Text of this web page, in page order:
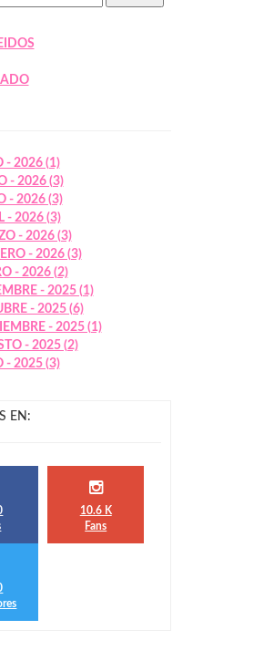
- 2026 (1)
- 2026 (3)
- 2026 (3)
- 2026 (3)
- 2026 (3)
- 2026 (3)
- 2026 (2)
- 2025 (1)
- 2025 (6)
- 2025 (1)
- 2025 (2)
- 2025 (3)
EN:
10.6 K
Fans